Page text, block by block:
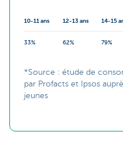
10-11 ans 12-13 ans 14-15
33% 62% 79%
*Source : étude de
par Profacts et Ipsos
jeunes